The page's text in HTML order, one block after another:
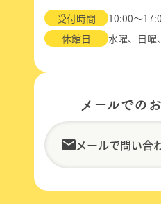
受付時間
10:00～
休館日
水曜、日曜
メールでの
メールで問い合